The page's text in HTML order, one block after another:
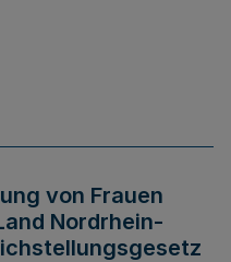
von Frauen
Nordrhein-